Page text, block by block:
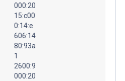
000:20
15:c00
0:14:e
606:14
80:93a
1
2600:9
000:20